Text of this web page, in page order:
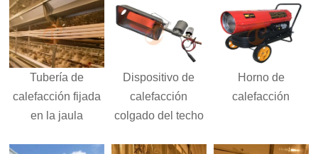
Tubería de
calefacción fijada
en la jaula
Dispositivo de
calefacción
colgado del techo
Horno de
calefacción